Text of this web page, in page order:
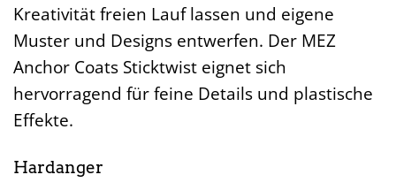
Kreativität freien Lauf lassen und eigene
Muster und Designs entwerfen. Der MEZ
Anchor Coats Sticktwist eignet sich
hervorragend für feine Details und plastische
Effekte.
Hardanger